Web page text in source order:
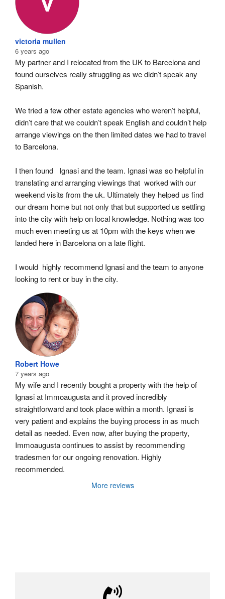
victoria mullen
6 years ago
My partner and I relocated from the UK to Barcelona and
found ourselves really struggling as we didn’t speak any
Spanish.
We tried a few other estate agencies who weren’t helpful,
didn’t care that we couldn’t speak English and couldn’t help
arrange viewings on the then limited dates we had to travel
to Barcelona.
I then found   Ignasi and the team. Ignasi was so helpful in
translating and arranging viewings that  worked with our
weekend visits from the uk. Ultimately they helped us find
our dream home but not only that but supported us settling
into the city with help on local knowledge. Nothing was too
much even meeting us at 10pm with the keys when we
landed here in Barcelona on a late flight.
I would  highly recommend Ignasi and the team to anyone
looking to rent or buy in the city.
Robert Howe
7 years ago
My wife and I recently bought a property with the help of
Ignasi at Immoaugusta and it proved incredibly
straightforward and took place within a month. Ignasi is
very patient and explains the buying process in as much
detail as needed. Even now, after buying the property,
Immoaugusta continues to assist by recommending
tradesmen for our ongoing renovation. Highly
recommended.
More reviews